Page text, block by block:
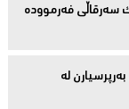
سەرقاڵى فەرموودە
لە